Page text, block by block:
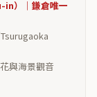
in）｜鎌倉唯一
與海景觀音